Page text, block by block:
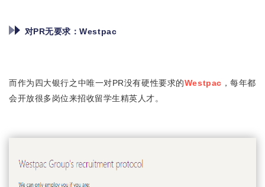
对PR无要求：Westpac
而作为四大银行之中唯一对PR没有硬性要求的Westpac ，每年都
会开放很多岗位来招收留学生精英人才。